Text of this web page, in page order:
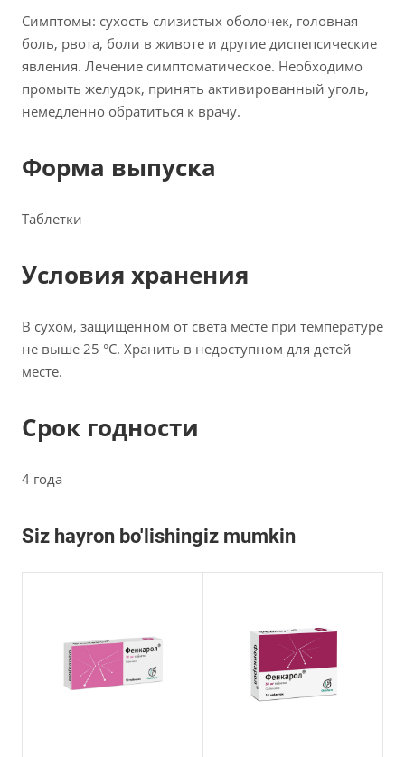
Симптомы: сухость слизистых оболочек, головная
боль, рвота, боли в животе и другие диспепсические
явления. Лечение симптоматическое. Необходимо
промыть желудок, принять активированный уголь,
немедленно обратиться к врачу.
Форма выпуска
Таблетки
Условия хранения
В сухом, защищенном от света месте при температуре
не выше 25 °С. Хранить в недоступном для детей
месте.
Срок годности
4 года
Siz hayron bo'lishingiz mumkin